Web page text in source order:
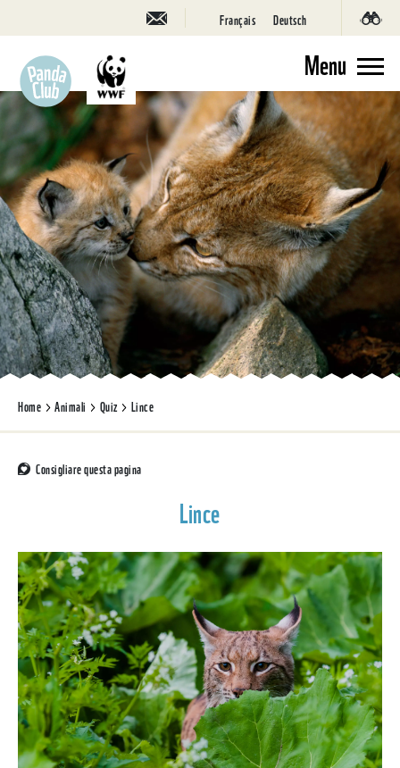
Français Deutsch
Menu
Home Animali Quiz Lince
Consigliare questa pagina
Lince